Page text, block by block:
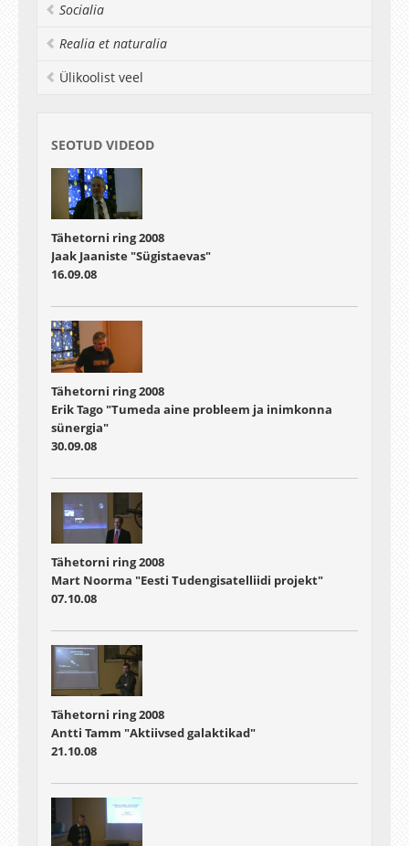
luuletajana tuntud Minna Mädleri (sünd Witte)
ja tähetorni teenija, Sootaga valla talupoja
Martin Saare. Kuidas kulges teekond, kellega
kohtuti, millised olid eesmärgid ja tulemused –
Socialia
Realia et naturalia
Ülikoolist veel
SEOTUD VIDEOD
Tähetorni ring 2008
Jaak Jaaniste "Sügistaevas"
16.09.08
Tähetorni ring 2008
Erik Tago "Tumeda aine probleem ja inimkonna
sünergia"
30.09.08
Tähetorni ring 2008
Mart Noorma "Eesti Tudengisatelliidi projekt"
07.10.08
Tähetorni ring 2008
Antti Tamm "Aktiivsed galaktikad"
21.10.08